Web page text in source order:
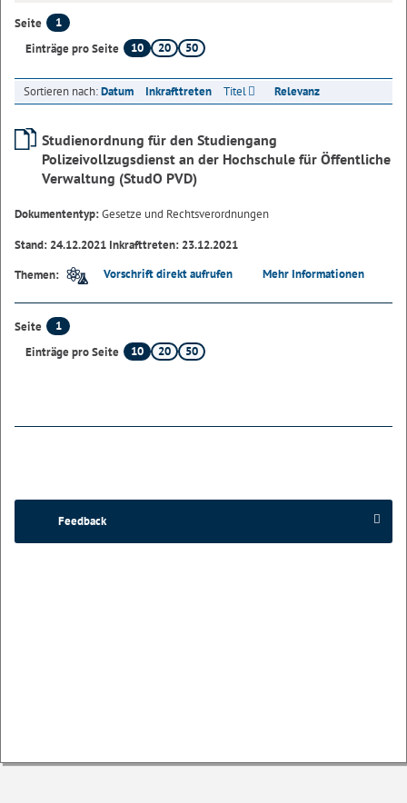
Seite
1
Einträge pro Seite
10 20 50
Sortieren nach:Datum Inkrafttreten Titel Relevanz
Studienordnung für den Studiengang
Polizeivollzugsdienst an der Hochschule für Öffentliche
Verwaltung (StudO PVD)
Dokumententyp:Gesetze und Rechtsverordnungen
Stand: 24.12.2021 Inkrafttreten: 23.12.2021
Themen:
Vorschrift direkt aufrufen Mehr Informationen
Seite
1
Einträge pro Seite
10 20 50
Feedback